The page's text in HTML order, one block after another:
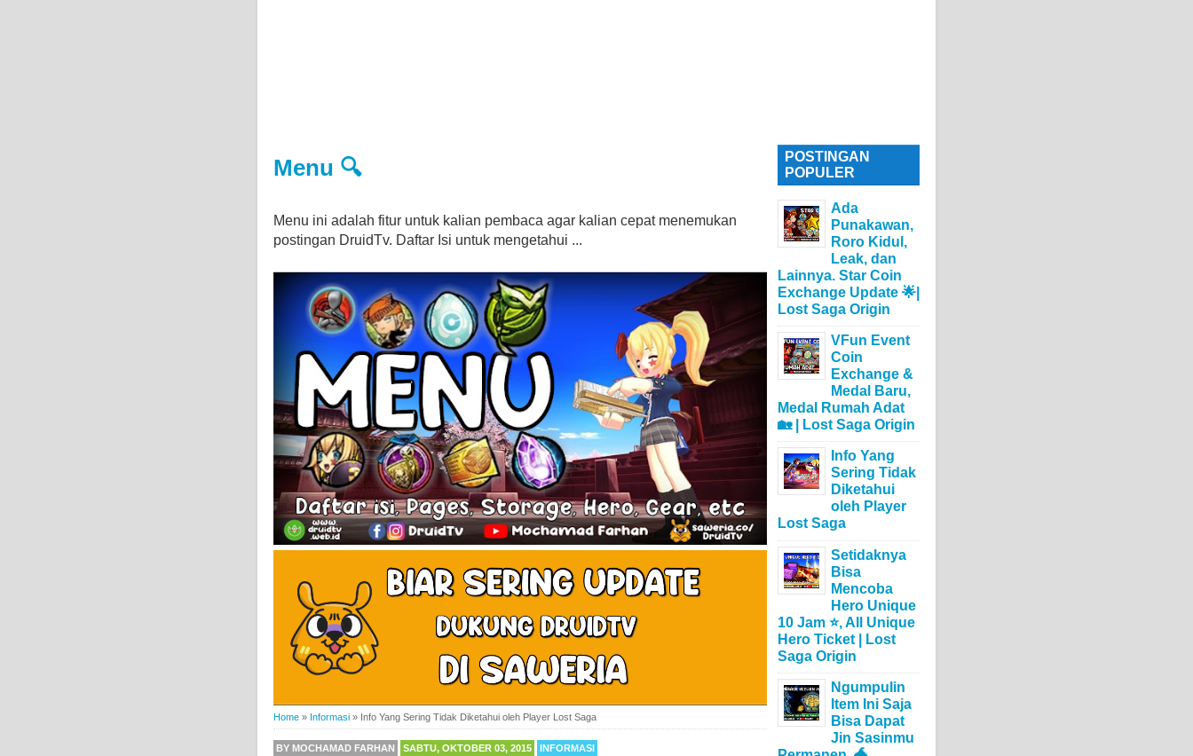
Menu 🔍
Menu ini adalah fitur untuk kalian pembaca agar kalian cepat menemukan
postingan DruidTv. Daftar Isi untuk mengetahui ...
Home » Informasi » Info Yang Sering Tidak Diketahui oleh Player Lost Saga
BY MOCHAMAD FARHAN SABTU, OKTOBER 03, 2015 INFORMASI
POSTINGAN
POPULER
Ada
Punakawan,
Roro Kidul,
Leak, dan
Lainnya. Star Coin
Exchange Update 🌟|
Lost Saga Origin
VFun Event
Coin
Exchange &
Medal Baru,
Medal Rumah Adat
🏡 | Lost Saga Origin
Info Yang
Sering Tidak
Diketahui
oleh Player
Lost Saga
Setidaknya
Bisa
Mencoba
Hero Unique
10 Jam ⭐, All Unique
Hero Ticket | Lost
Saga Origin
Ngumpulin
Item Ini Saja
Bisa Dapat
Jin Sasinmu